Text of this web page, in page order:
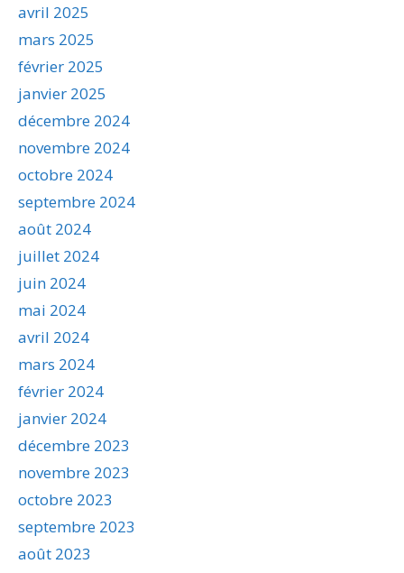
avril 2025
mars 2025
février 2025
janvier 2025
décembre 2024
novembre 2024
octobre 2024
septembre 2024
août 2024
juillet 2024
juin 2024
mai 2024
avril 2024
mars 2024
février 2024
janvier 2024
décembre 2023
novembre 2023
octobre 2023
septembre 2023
août 2023